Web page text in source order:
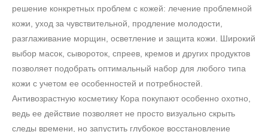
решение конкретных проблем с кожей: лечение проблемной
кожи, уход за чувствительной, продление молодости,
разглаживание морщин, осветление и защита кожи. Широкий
выбор масок, сывороток, спреев, кремов и других продуктов
позволяет подобрать оптимальный набор для любого типа
кожи с учетом ее особенностей и потребностей.
Антивозрастную косметику Кора покупают особенно охотно,
ведь ее действие позволяет не просто визуально скрыть
следы времени, но запустить глубокое восстановление